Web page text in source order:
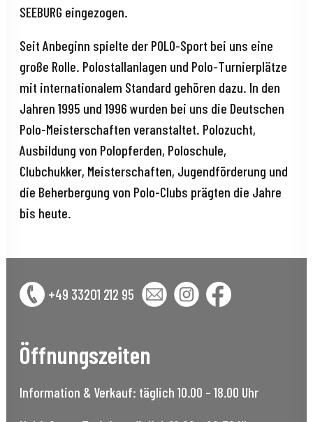
SEEBURG eingezogen.
Seit Anbeginn spielte der POLO-Sport bei uns eine
große Rolle. Polostallanlagen und Polo-Turnierplätze
mit internationalem Standard gehören dazu. In den
Jahren 1995 und 1996 wurden bei uns die Deutschen
Polo-Meisterschaften veranstaltet. Polozucht,
Ausbildung von Polopferden, Poloschule,
Clubchukker, Meisterschaften, Jugendförderung und
die Beherbergung von Polo-Clubs prägten die Jahre
bis heute.
+49 33201 212 95
Öffnungszeiten
Information & Verkauf: täglich 10.00 – 18.00 Uhr